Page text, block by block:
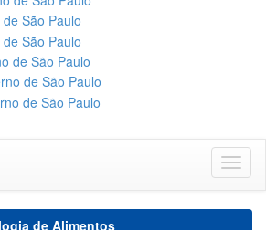
de Alimentos